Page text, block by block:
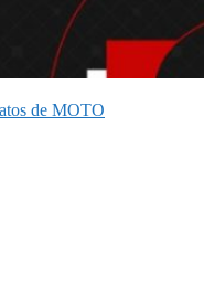
de MOTO